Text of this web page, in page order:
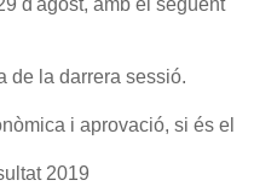
d'agost, amb el següent
de la darrera sessió.
i aprovació, si és el
2019